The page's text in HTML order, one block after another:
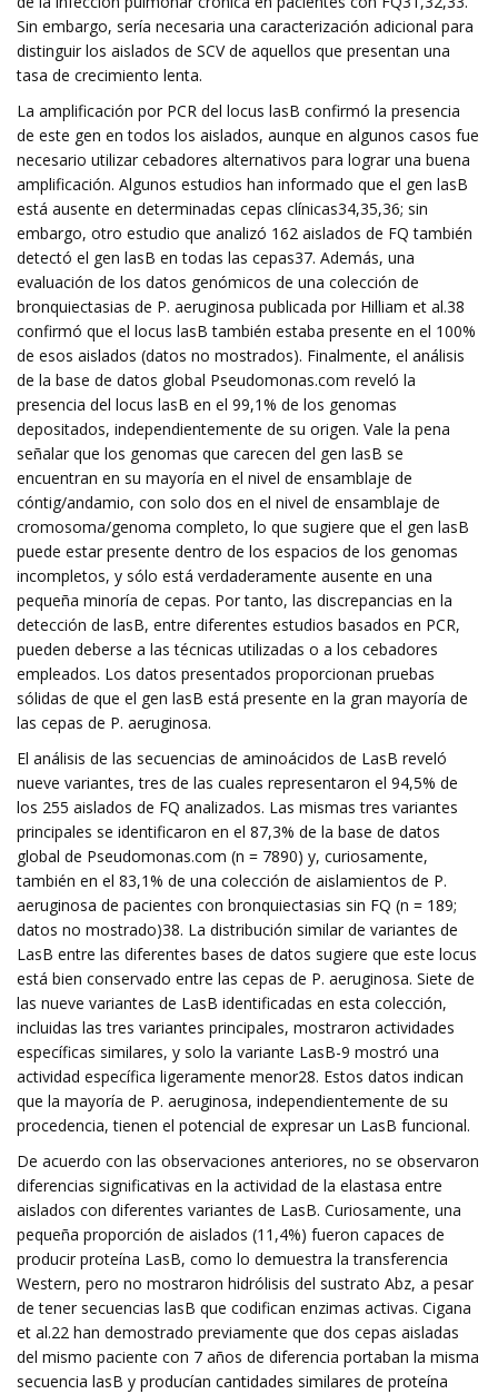
Sin embargo, sería necesaria una caracterización adicional para
distinguir los aislados de SCV de aquellos que presentan una
tasa de crecimiento lenta.
La amplificación por PCR del locus lasB confirmó la presencia
de este gen en todos los aislados, aunque en algunos casos fue
necesario utilizar cebadores alternativos para lograr una buena
amplificación. Algunos estudios han informado que el gen lasB
está ausente en determinadas cepas clínicas34,35,36; sin
embargo, otro estudio que analizó 162 aislados de FQ también
detectó el gen lasB en todas las cepas37. Además, una
evaluación de los datos genómicos de una colección de
bronquiectasias de P. aeruginosa publicada por Hilliam et al.38
confirmó que el locus lasB también estaba presente en el 100%
de esos aislados (datos no mostrados). Finalmente, el análisis
de la base de datos global Pseudomonas.com reveló la
presencia del locus lasB en el 99,1% de los genomas
depositados, independientemente de su origen. Vale la pena
señalar que los genomas que carecen del gen lasB se
encuentran en su mayoría en el nivel de ensamblaje de
cóntig/andamio, con solo dos en el nivel de ensamblaje de
cromosoma/genoma completo, lo que sugiere que el gen lasB
puede estar presente dentro de los espacios de los genomas
incompletos, y sólo está verdaderamente ausente en una
pequeña minoría de cepas. Por tanto, las discrepancias en la
detección de lasB, entre diferentes estudios basados ​​en PCR,
pueden deberse a las técnicas utilizadas o a los cebadores
empleados. Los datos presentados proporcionan pruebas
sólidas de que el gen lasB está presente en la gran mayoría de
las cepas de P. aeruginosa.
El análisis de las secuencias de aminoácidos de LasB reveló
nueve variantes, tres de las cuales representaron el 94,5% de
los 255 aislados de FQ analizados. Las mismas tres variantes
principales se identificaron en el 87,3% de la base de datos
global de Pseudomonas.com (n = 7890) y, curiosamente,
también en el 83,1% de una colección de aislamientos de P.
aeruginosa de pacientes con bronquiectasias sin FQ (n = 189;
datos no mostrado)38. La distribución similar de variantes de
LasB entre las diferentes bases de datos sugiere que este locus
está bien conservado entre las cepas de P. aeruginosa. Siete de
las nueve variantes de LasB identificadas en esta colección,
incluidas las tres variantes principales, mostraron actividades
específicas similares, y solo la variante LasB-9 mostró una
actividad específica ligeramente menor28. Estos datos indican
que la mayoría de P. aeruginosa, independientemente de su
procedencia, tienen el potencial de expresar un LasB funcional.
De acuerdo con las observaciones anteriores, no se observaron
diferencias significativas en la actividad de la elastasa entre
aislados con diferentes variantes de LasB. Curiosamente, una
pequeña proporción de aislados (11,4%) fueron capaces de
producir proteína LasB, como lo demuestra la transferencia
Western, pero no mostraron hidrólisis del sustrato Abz, a pesar
de tener secuencias lasB que codifican enzimas activas. Cigana
et al.22 han demostrado previamente que dos cepas aisladas
del mismo paciente con 7 años de diferencia portaban la misma
secuencia lasB y producían cantidades similares de proteína